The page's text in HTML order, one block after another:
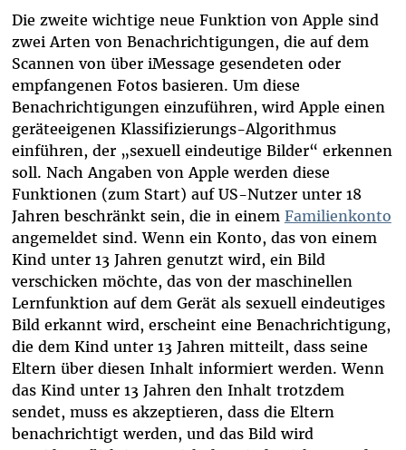
Die zweite wichtige neue Funktion von Apple sind
zwei Arten von Benachrichtigungen, die auf dem
Scannen von über iMessage gesendeten oder
empfangenen Fotos basieren. Um diese
Benachrichtigungen einzuführen, wird Apple einen
geräteeigenen Klassifizierungs-Algorithmus
einführen, der „sexuell eindeutige Bilder“ erkennen
soll. Nach Angaben von Apple werden diese
Funktionen (zum Start) auf US-Nutzer unter 18
Jahren beschränkt sein, die in einem Familienkonto
angemeldet sind. Wenn ein Konto, das von einem
Kind unter 13 Jahren genutzt wird, ein Bild
verschicken möchte, das von der maschinellen
Lernfunktion auf dem Gerät als sexuell eindeutiges
Bild erkannt wird, erscheint eine Benachrichtigung,
die dem Kind unter 13 Jahren mitteilt, dass seine
Eltern über diesen Inhalt informiert werden. Wenn
das Kind unter 13 Jahren den Inhalt trotzdem
sendet, muss es akzeptieren, dass die Eltern
benachrichtigt werden, und das Bild wird